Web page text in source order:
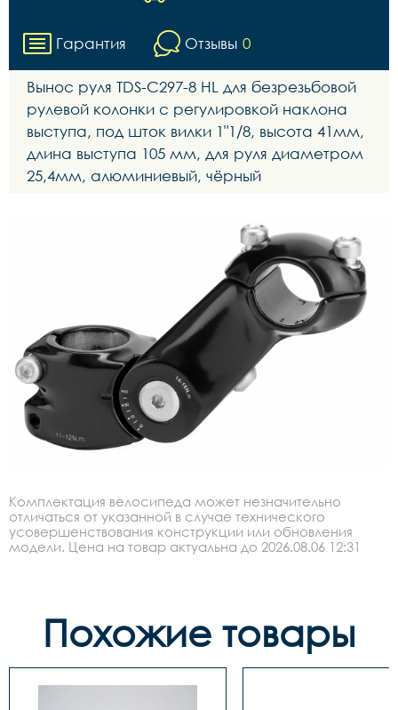
Гарантия Отзывы 0
Вынос руля TDS-C297-8 HL для безрезьбовой
рулевой колонки с регулировкой наклона
выступа, под шток вилки 1"1/8, высота 41мм,
длина выступа 105 мм, для руля диаметром
25,4мм, алюминиевый, чёрный
Комплектация велосипеда может незначительно
отличаться от указанной в случае технического
усовершенствования конструкции или обновления
модели. Цена на товар актуальна до 2026.08.06 12:31
Похожие товары